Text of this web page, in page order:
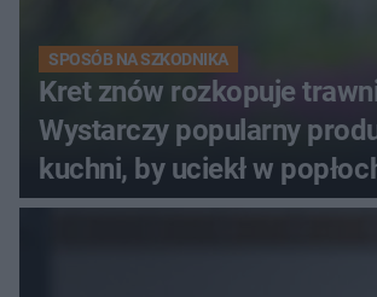
SPOSÓB NA SZKODNIKA
Kret znów rozkopuje
Wystarczy popularny
kuchni, by uciekł w